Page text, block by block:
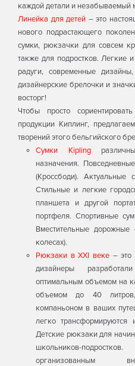
каждой детали и незабываемый
Линейка для детей – это
нового подрастающего
сумки, рюкзачки для совсем
также для подростков. Легкие
радуги, современные
дизайнерские брелочки и
восторг!
Чтобы просто
продукции Киплинг,
творений этого бельгийского
Сумки Kipling
назначения.
(Кроссбоди).
Стильные и легкие
планшета и другой
портфеля. Спортивные
Вместительные
колесах).
Рюкзаки в ХXI веке – это
дизайнеры
оптимальным объемом на
объемом до 40
компаньоном в ваших
легко
Детские рюкзаки для
школьников-
организованным